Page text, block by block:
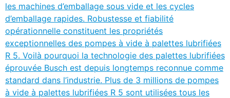
les machines d’emballage sous vide et les cycles
d’emballage rapides. Robustesse et fiabilité
opérationnelle constituent les propriétés
exceptionnelles des pompes à vide à palettes lubrifiées
R 5. Voilà pourquoi la technologie des palettes lubrifiées
éprouvée Busch est depuis longtemps reconnue comme
standard dans l’industrie. Plus de 3 millions de pompes
à vide à palettes lubrifiées R 5 sont utilisées tous les